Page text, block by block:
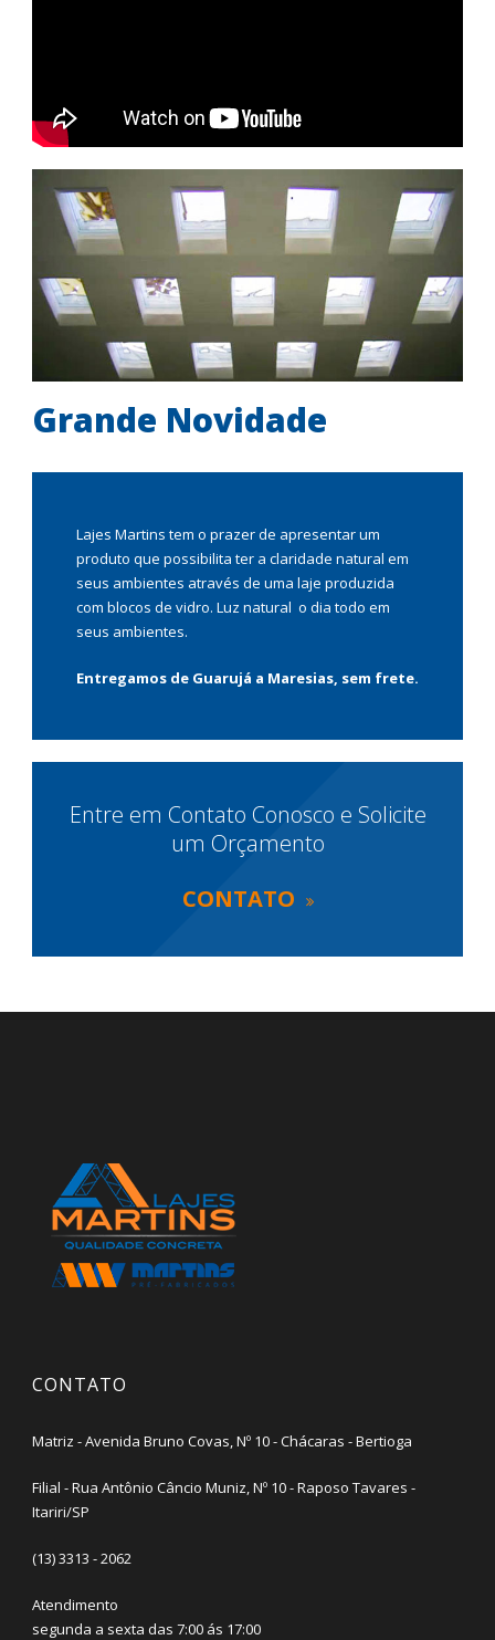
Grande Novidade
Lajes Martins tem o prazer de apresentar um
produto que possibilita ter a claridade natural em
seus ambientes através de uma laje produzida
com blocos de vidro. Luz natural o dia todo em
seus ambientes.
Entregamos de Guarujá a Maresias, sem frete.
Entre em Contato Conosco e Solicite
um Orçamento
CONTATO
CONTATO
Matriz - Avenida Bruno Covas, Nº 10 - Chácaras - Bertioga
Filial - Rua Antônio Câncio Muniz, Nº 10 - Raposo Tavares -
Itariri/SP
(13) 3313 - 2062
Atendimento
segunda a sexta das 7:00 ás 17:00